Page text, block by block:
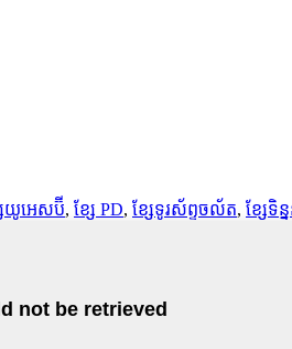
ែយូអេសប៊ី, ខ្សែ PD, ខ្សែទូរស័ព្ទចល័ត, ខ្សែទិ